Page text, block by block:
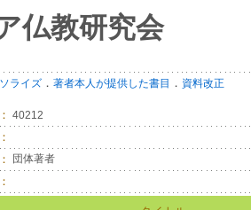
仏教研究会
ライズ ． 著者本人が提供した書目 ． 資料改正
40212
団体著者